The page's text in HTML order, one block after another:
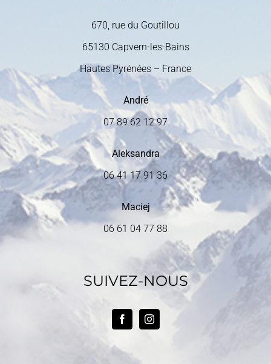
670, rue du Goutillou
65130 Capvern-les-Bains
Hautes Pyrénées – France
André
07 89 62 12 97
Aleksandra
06 41 17 91 36
Maciej
06 61 04 77 88
SUIVEZ-NOUS